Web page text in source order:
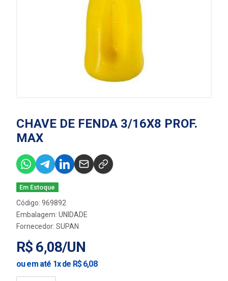
CHAVE DE FENDA 3/16X8 PROF.
MAX
Em Estoque
Código: 969892
Embalagem: UNIDADE
Fornecedor: SUPAN
R$ 6,08/UN
ou em até 1x de R$ 6,08